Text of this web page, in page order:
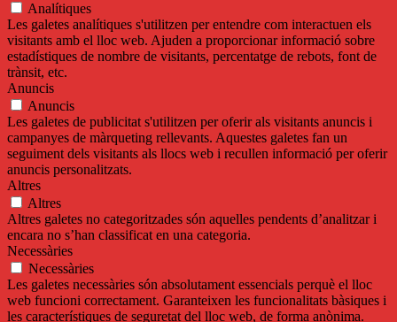
Analítiques
Les galetes analítiques s'utilitzen per entendre com interactuen els
visitants amb el lloc web. Ajuden a proporcionar informació sobre
estadístiques de nombre de visitants, percentatge de rebots, font de
trànsit, etc.
Anuncis
Anuncis
Les galetes de publicitat s'utilitzen per oferir als visitants anuncis i
campanyes de màrqueting rellevants. Aquestes galetes fan un
seguiment dels visitants als llocs web i recullen informació per oferir
anuncis personalitzats.
Altres
Altres
Altres galetes no categoritzades són aquelles pendents d’analitzar i
encara no s’han classificat en una categoria.
Necessàries
Necessàries
Les galetes necessàries són absolutament essencials perquè el lloc
web funcioni correctament. Garanteixen les funcionalitats bàsiques i
les característiques de seguretat del lloc web, de forma anònima.